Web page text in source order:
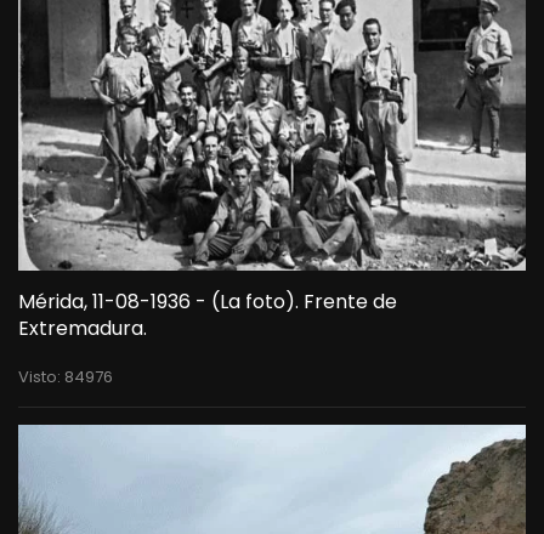
Mérida, 11-08-1936 - (La foto). Frente de
Extremadura.
Visto: 84976